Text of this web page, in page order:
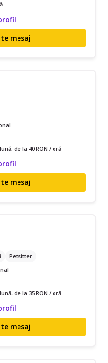
mesaj
de la 40 RON / oră
mesaj
Petsitter
de la 35 RON / oră
mesaj